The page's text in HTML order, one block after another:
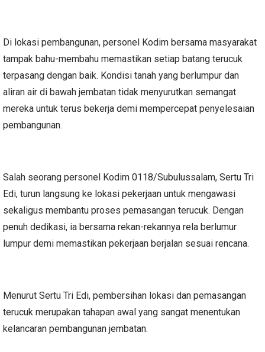
Di lokasi pembangunan, personel Kodim bersama masyarakat
tampak bahu-membahu memastikan setiap batang terucuk
terpasang dengan baik. Kondisi tanah yang berlumpur dan
aliran air di bawah jembatan tidak menyurutkan semangat
mereka untuk terus bekerja demi mempercepat penyelesaian
pembangunan.
Salah seorang personel Kodim 0118/Subulussalam, Sertu Tri
Edi, turun langsung ke lokasi pekerjaan untuk mengawasi
sekaligus membantu proses pemasangan terucuk. Dengan
penuh dedikasi, ia bersama rekan-rekannya rela berlumur
lumpur demi memastikan pekerjaan berjalan sesuai rencana.
Menurut Sertu Tri Edi, pembersihan lokasi dan pemasangan
terucuk merupakan tahapan awal yang sangat menentukan
kelancaran pembangunan jembatan.